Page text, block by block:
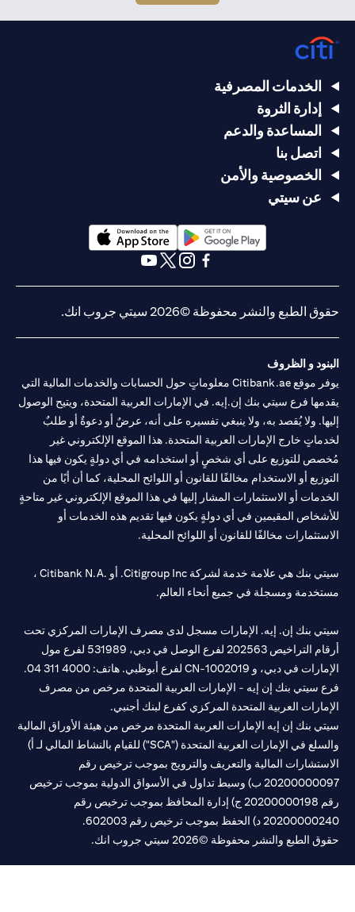
الخدمات المصرفية
إدارة الثروة
المساعدة والدعم
اتصل بنا
الخصوصية والأمن
عن سيتي
(opens in a new tab)
الطبع والنشر محفوظة ©2026 سيتي جروب انك.
و الظروف
يوفر موقع Citibank.ae معلوماتٍ حول الحسابات والخدمات المالية التي
فرع سيتي بنك إن.إيه. في الإمارات العربية المتحدة، ويتيح الوصول
ولا يُقصد به، ولا ينبغي تفسيره على أنه، عرضٌ أو دعوةٌ أو طلبٌ
خارج الإمارات العربية المتحدة. هذا الموقع الإلكتروني غير
للتوزيع على أي شخصٍ أو استخدامه في أي دولةٍ يكون فيها هذا
أو الاستخدام مخالفًا للقانون أو اللوائح المحلية، كما أن أيًا من
أو الاستثمارات المشار إليها في هذا الموقع الإلكتروني غير متاحةٍ
المقيمين في أي دولةٍ يكون فيها تقديم هذه الخدمات أو
مخالفًا للقانون أو اللوائح المحلية.
سيتي بنك هي علامة خدمة لشركة Citigroup Inc. أو .Citibank N.A ،
ومسجلة في جميع أنحاء العالم.
بنك إن. إيه. الإمارات مسجل لدى مصرف الإمارات المركزي تحت
أرقام التراخيص 202563 لفرع الوصل في دبي، 531989 لفرع مول
في دبي، وCN-1002019لفرع أبوظبي. هاتف: 4000 311 04.
سيتي بنك إن إيه - الإمارات العربية المتحدة مرخص من مصرف
العربية المتحدة المركزي كفرع لبنك أجنبي.
بنك إن إيه الإمارات العربية المتحدة مرخص من هيئة الأوراق المالية
والسلع في الإمارات العربية المتحدة ("SCA") للقيام بالنشاط المالي لـ أ)
المالية والتعريف والترويج بموجب ترخيص رقم
20200000097 ب) وسيط تداول في الأسواق الدولية بموجب ترخيص
رقم 20200000198 ج) إدارة المحافظ بموجب ترخيص رقم
د) الحفظ بموجب ترخيص رقم 602003.
الطبع والنشر محفوظة ©2026 سيتي جروب انك.